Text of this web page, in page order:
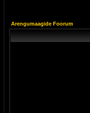
Arengumaagide Foorum